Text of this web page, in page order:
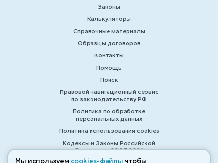
Законы
Калькуляторы
Справочные материалы
Образцы договоров
Контакты
Помощь
Поиск
Правовой навигационный сервис
по законодательству РФ
Политика по обработке
персональных данных
Политика использования cookies
Кодексы и Законы Российской
Федерации 2007-2026
Мы используем cookies-файлы чтобы